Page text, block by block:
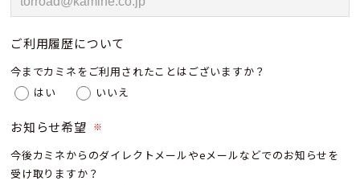
ご利用履歴について
今までカミネをご利用されたことはございますか？
はい
いいえ
お知らせ希望 ※
今後カミネからのダイレクトメールやeメールなどでのお知らせを
受け取りますか？